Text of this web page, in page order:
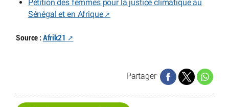
Pétition des femmes pour la justice climatique au
Sénégal et en Afrique
Source : Afrik21
Partager